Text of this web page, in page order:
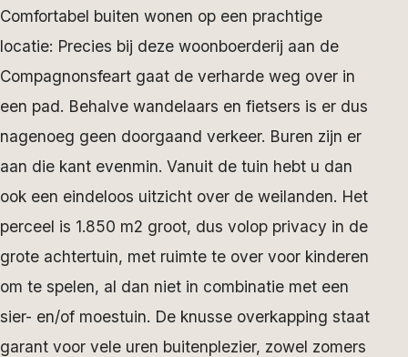
Comfortabel buiten wonen op een prachtige
locatie: Precies bij deze woonboerderij aan de
Compagnonsfeart gaat de verharde weg over in
een pad. Behalve wandelaars en fietsers is er dus
nagenoeg geen doorgaand verkeer. Buren zijn er
aan die kant evenmin. Vanuit de tuin hebt u dan
ook een eindeloos uitzicht over de weilanden. Het
perceel is 1.850 m2 groot, dus volop privacy in de
grote achtertuin, met ruimte te over voor kinderen
om te spelen, al dan niet in combinatie met een
sier- en/of moestuin. De knusse overkapping staat
garant voor vele uren buitenplezier, zowel zomers